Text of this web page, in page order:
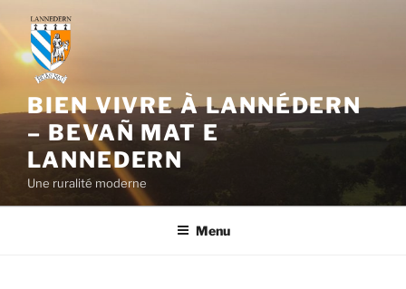
contenu
principal
BIEN VIVRE À LANNÉDERN
– BEVAÑ MAT E
LANNEDERN
Une ruralité moderne
Menu